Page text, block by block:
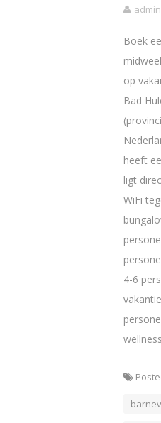
admin
Boek
op
Bad
heeft
ligt
WiFi
4-6